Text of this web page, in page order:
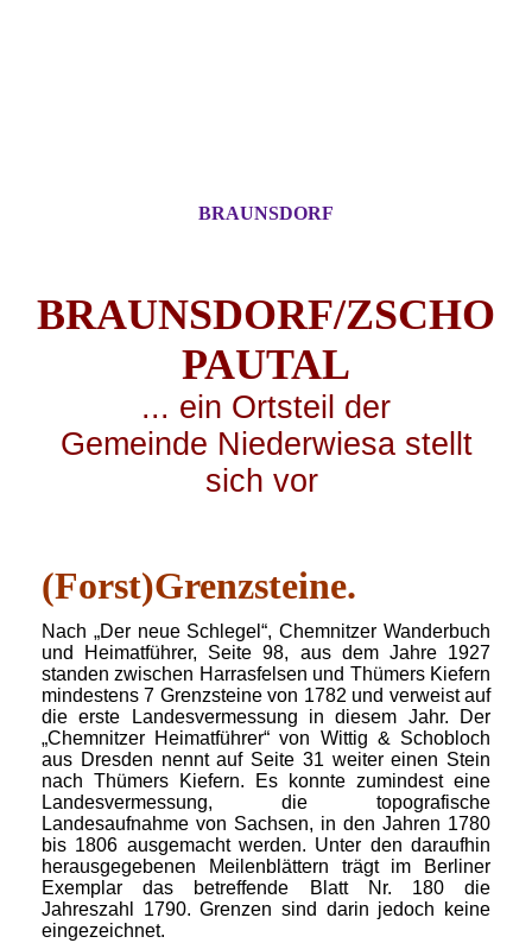
BRAUNSDORF
BRAUNSDORF/ZSCHO
PAUTAL
... ein Ortsteil der
Gemeinde Niederwiesa stellt
sich vor
(Forst)Grenzsteine.
Nach „Der neue Schlegel“, Chemnitzer Wanderbuch
und Heimatführer, Seite 98, aus dem Jahre 1927
standen zwischen Harrasfelsen und Thümers Kiefern
mindestens 7 Grenzsteine von 1782 und verweist auf
die erste Landesvermessung in diesem Jahr. Der
„Chemnitzer Heimatführer“ von Wittig & Schobloch
aus Dresden nennt auf Seite 31 weiter einen Stein
nach Thümers Kiefern. Es konnte zumindest eine
Landesvermessung, die topografische
Landesaufnahme von Sachsen, in den Jahren 1780
bis 1806 ausgemacht werden. Unter den daraufhin
herausgegebenen Meilenblättern trägt im Berliner
Exemplar das betreffende Blatt Nr. 180 die
Jahreszahl 1790. Grenzen sind darin jedoch keine
eingezeichnet.